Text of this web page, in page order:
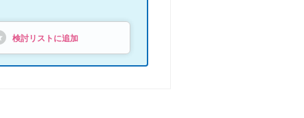
検討リストに追加